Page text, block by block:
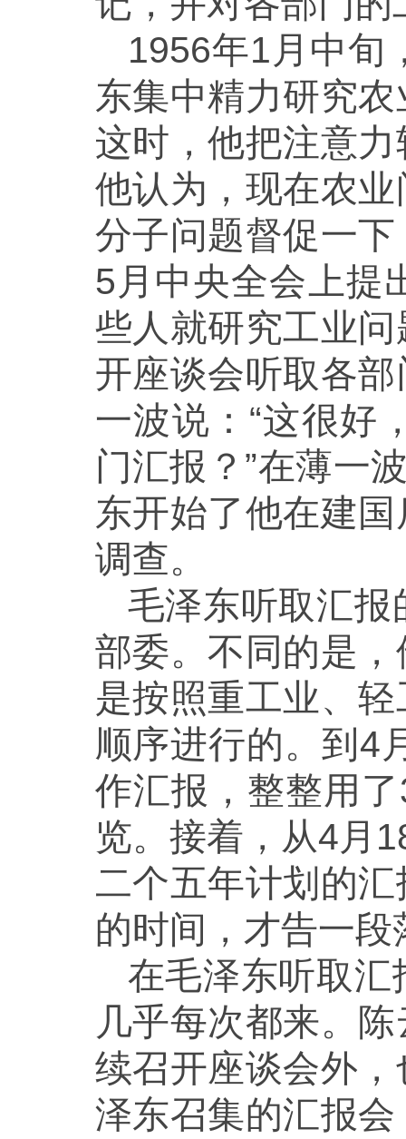
1956年1月中旬
东集中精力研究
这时，他把注意
他认为，现在农
分子问题督促一
5月中央全会上提
些人就研究工业
开座谈会听取各
一波说：“这很好
门汇报？”在薄一
东开始了他在建
调查。
毛泽东听取汇
部委。不同的是
是按照重工业、
顺序进行的。到4
作汇报，整整用
览。接着，从4月
二个五年计划的
的时间，才告一段
在毛泽东听取
几乎每次都来。
续召开座谈会外
泽东召集的汇报